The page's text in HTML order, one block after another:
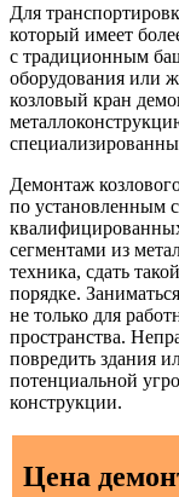
Для
который имеет
с традиционным
оборудования или
козловый кран
Демонтаж
по установленным
сегментами из
техника, сдать
порядке.
не только для
пространства.
повредить здания
потенциальной
конструкции.
Цена